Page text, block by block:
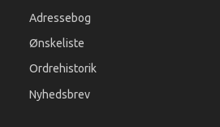
Adressebog
Ønskeliste
Ordrehistorik
Nyhedsbrev